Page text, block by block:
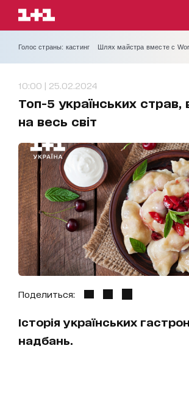
Голос страны: кастинг Шлях майстра вместе с
10:00 | 25.02.2024
Топ-5 українських страв,
на весь світ
Поделиться:
Історія українських
надбань.